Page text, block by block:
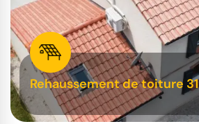
Rehaussement de toiture 31